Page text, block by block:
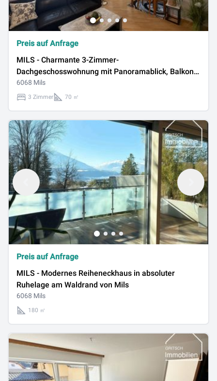
Preis auf Anfrage
MILS - Charmante 3-Zimmer-
Dachgeschosswohnung mit Panoramablick, Balkon &
Tiefgaragenplatz
6068 Mils
3 Zimmer 70 ㎡
Preis auf Anfrage
MILS - Modernes Reiheneckhaus in absoluter
Ruhelage am Waldrand von Mils
6068 Mils
180 ㎡